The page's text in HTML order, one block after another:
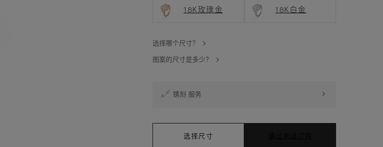
18K玫瑰金 18K白金
选择哪个尺寸？
图案的尺寸是多少？
镌刻 服务
选择尺寸